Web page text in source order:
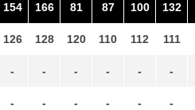
154
126
-
-
166
128
-
-
81
120
-
-
87
110
-
-
100
112
-
-
132
111
-
-